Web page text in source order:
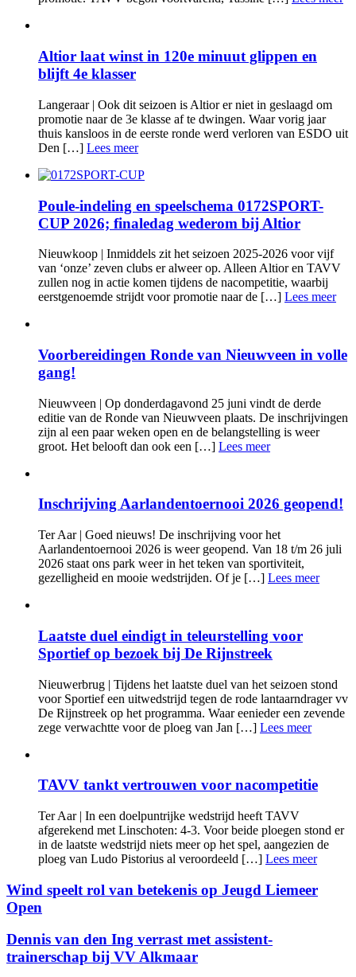
Altior laat winst in 120e minuut glippen en
blijft 4e klasser
Langeraar | Ook dit seizoen is Altior er niet in geslaagd om
promotie naar de 3e klasse af te dwingen. Waar vorig jaar
thuis kansloos in de eerste ronde werd verloren van ESDO uit
Den […] Lees meer
Poule-indeling en speelschema 0172SPORT-
CUP 2026; finaledag wederom bij Altior
Nieuwkoop | Inmiddels zit het seizoen 2025-2026 voor vijf
van ‘onze’ zeven clubs er alweer op. Alleen Altior en TAVV
zullen nog in actie komen tijdens de nacompetitie, waarbij
eerstgenoemde strijdt voor promotie naar de […] Lees meer
Voorbereidingen Ronde van Nieuwveen in volle
gang!
Nieuwveen | Op donderdagavond 25 juni vindt de derde
editie van de Ronde van Nieuwveen plaats. De inschrijvingen
zijn al een paar weken open en de belangstelling is weer
groot. Het belooft dan ook een […] Lees meer
Inschrijving Aarlandentoernooi 2026 geopend!
Ter Aar | Goed nieuws! De inschrijving voor het
Aarlandentoernooi 2026 is weer geopend. Van 18 t/m 26 juli
2026 staat ons park weer in het teken van sportiviteit,
gezelligheid en mooie wedstrijden. Of je […] Lees meer
Laatste duel eindigt in teleurstelling voor
Sportief op bezoek bij De Rijnstreek
Nieuwerbrug | Tijdens het laatste duel van het seizoen stond
voor Sportief een uitwedstrijd tegen de rode lantaarndrager vv
De Rijnstreek op het programma. Waar eenieder een zevende
zege verwachtte voor de ploeg van Jan […] Lees meer
TAVV tankt vertrouwen voor nacompetitie
Ter Aar | In een doelpuntrijke wedstrijd heeft TAVV
afgerekend met Linschoten: 4-3. Voor beide ploegen stond er
in de laatste wedstrijd niets meer op het spel, aangezien de
ploeg van Ludo Pistorius al veroordeeld […] Lees meer
Wind speelt rol van betekenis op Jeugd Liemeer
Open
Dennis van den Ing verrast met assistent-
trainerschap bij VV Alkmaar